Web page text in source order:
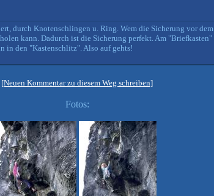
durch Knotenschlingen u. Ring. Wem die Sicherung vor
kann. Dadurch ist die Sicherung perfekt. Am "Briefkasten"
in den "Kastenschlitz". Also auf gehts!
[Neuen Kommentar zu diesem Weg schreiben]
Fotos: